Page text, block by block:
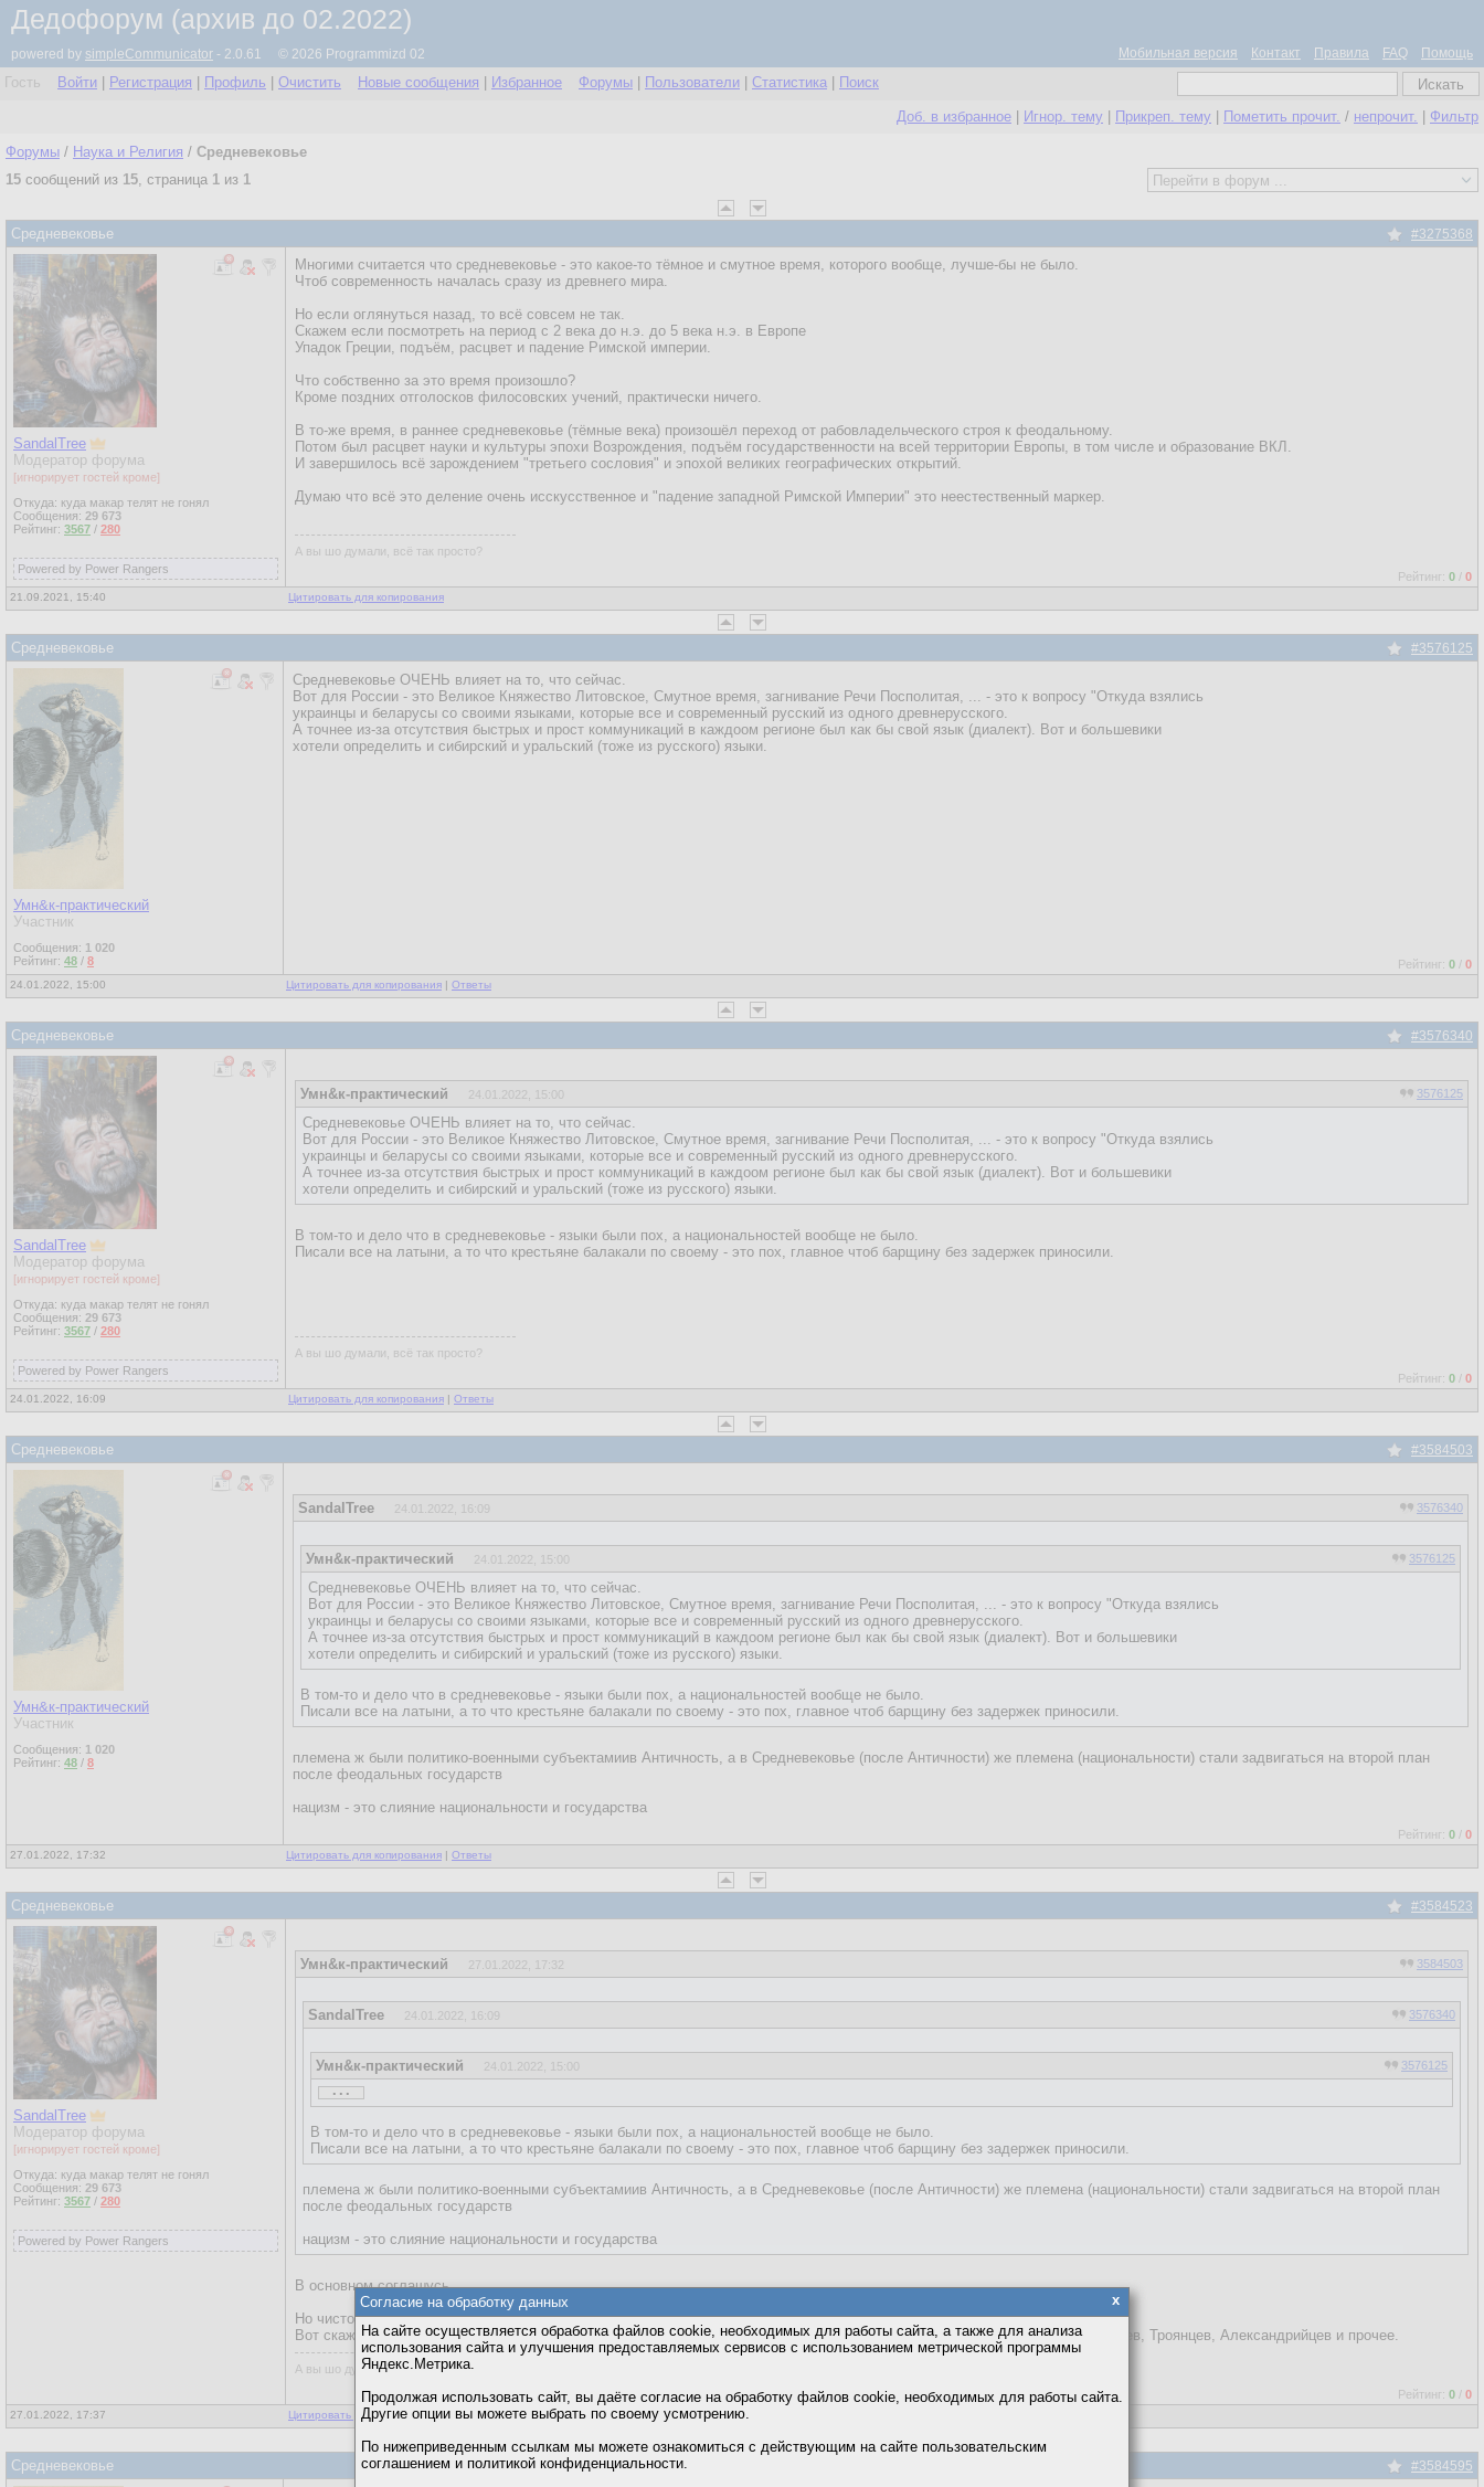
Дедофорум (архив до 02.2022)
powered by simpleCommunicator - 2.0.61 © 2026 Programmizd 02 Мобильная версия Контакт Правила FAQ Помощь
Гость Войти Регистрация Профиль Очистить Новые сообщения Избранное Форумы Пользователи Статистика Поиск
Доб. в избранное Игнор. тему Прикреп. тему Пометить прочит. / непрочит. Фильтр
Форумы / Наука и Религия / Средневековье
15 сообщений из 15, страница 1 из 1
Средневековье #3275368
SandalTree
Модератор форума
[игнорирует гостей кроме]
Откуда: куда макар телят не гонял
Сообщения: 29 673
Рейтинг: 3567 / 280
Powered by Power Rangers
Многими считается что средневековье - это какое-то тёмное и смутное время, которого вообще, лучше-бы не было.
Чтоб современность началась сразу из древнего мира.
Но если оглянуться назад, то всё совсем не так.
Скажем если посмотреть на период с 2 века до н.э. до 5 века н.э. в Европе
Упадок Греции, подъём, расцвет и падение Римской империи.
Что собственно за это время произошло?
Кроме поздних отголосков филосовских учений, практически ничего.
В то-же время, в раннее средневековье (тёмные века) произошёл переход от рабовладельческого строя к феодальному.
Потом был расцвет науки и культуры эпохи Возрождения, подъём государственности на всей территории Европы, в том числе и образование ВКЛ.
И завершилось всё зарождением "третьего сословия" и эпохой великих географических открытий.
Думаю что всё это деление очень исскусственное и "падение западной Римской Империи" это неестественный маркер.
А вы шо думали, всё так просто?
Рейтинг: 0 / 0
21.09.2021, 15:40 Цитировать для копирования
Средневековье #3576125
Умн&к-практический
Участник
Сообщения: 1 020
Рейтинг: 48 / 8
Средневековье ОЧЕНЬ влияет на то, что сейчас.
Вот для России - это Великое Княжество Литовское, Смутное время, загнивание Речи Посполитая, ... - это к вопросу "Откуда взялись
украинцы и беларусы со своими языками, которые все и современный русский из одного древнерусского.
А точнее из-за отсутствия быстрых и прост коммуникаций в каждоом регионе был как бы свой язык (диалект). Вот и большевики
хотели определить и сибирский и уральский (тоже из русского) языки.
Рейтинг: 0 / 0
24.01.2022, 15:00 Цитировать для копирования | Ответы
Средневековье #3576340
SandalTree
Модератор форума
[игнорирует гостей кроме]
Откуда: куда макар телят не гонял
Сообщения: 29 673
Рейтинг: 3567 / 280
Powered by Power Rangers
Умн&к-практический 24.01.2022, 15:00 3576125
Средневековье ОЧЕНЬ влияет на то, что сейчас.
Вот для России - это Великое Княжество Литовское, Смутное время, загнивание Речи Посполитая, ... - это к вопросу "Откуда взялись
украинцы и беларусы со своими языками, которые все и современный русский из одного древнерусского.
А точнее из-за отсутствия быстрых и прост коммуникаций в каждоом регионе был как бы свой язык (диалект). Вот и большевики
хотели определить и сибирский и уральский (тоже из русского) языки.
В том-то и дело что в средневековье - языки были пох, а национальностей вообще не было.
Писали все на латыни, а то что крестьяне балакали по своему - это пох, главное чтоб барщину без задержек приносили.
А вы шо думали, всё так просто?
Рейтинг: 0 / 0
24.01.2022, 16:09 Цитировать для копирования | Ответы
Средневековье #3584503
Умн&к-практический
Участник
Сообщения: 1 020
Рейтинг: 48 / 8
SandalTree 24.01.2022, 16:09 3576340
Умн&к-практический 24.01.2022, 15:00 3576125
Средневековье ОЧЕНЬ влияет на то, что сейчас.
Вот для России - это Великое Княжество Литовское, Смутное время, загнивание Речи Посполитая, ... - это к вопросу "Откуда взялись
украинцы и беларусы со своими языками, которые все и современный русский из одного древнерусского.
А точнее из-за отсутствия быстрых и прост коммуникаций в каждоом регионе был как бы свой язык (диалект). Вот и большевики
хотели определить и сибирский и уральский (тоже из русского) языки.
В том-то и дело что в средневековье - языки были пох, а национальностей вообще не было.
Писали все на латыни, а то что крестьяне балакали по своему - это пох, главное чтоб барщину без задержек приносили.
племена ж были политико-военными субъектамиив Античность, а в Средневековье (после Античности) же племена (национальности) стали задвигаться на второй план
после феодальных государств
нацизм - это слияние национальности и государства
Рейтинг: 0 / 0
27.01.2022, 17:32 Цитировать для копирования | Ответы
Средневековье #3584523
SandalTree
Модератор форума
[игнорирует гостей кроме]
Откуда: куда макар телят не гонял
Сообщения: 29 673
Рейтинг: 3567 / 280
Powered by Power Rangers
Умн&к-практический 27.01.2022, 17:32 3584503
SandalTree 24.01.2022, 16:09 3576340
Умн&к-практический 24.01.2022, 15:00 3576125
Средневековье ОЧЕНЬ влияет на то, что сейчас.
Вот для России - это Великое Княжество Литовское, Смутное время, загнивание Речи Посполитая, ... - это к вопросу "Откуда взялись
украинцы и беларусы со своими языками, которые все и современный русский из одного древнерусского.
А точнее из-за отсутствия быстрых и прост коммуникаций в каждоом регионе был как бы свой язык (диалект). Вот и большевики
хотели определить и сибирский и уральский (тоже из русского) языки.
...
В том-то и дело что в средневековье - языки были пох, а национальностей вообще не было.
Писали все на латыни, а то что крестьяне балакали по своему - это пох, главное чтоб барщину без задержек приносили.
племена ж были политико-военными субъектамиив Античность, а в Средневековье (после Античности) же племена (национальности) стали задвигаться на второй план
после феодальных государств
нацизм - это слияние национальности и государства
В основном соглашусь.
Но чисто ради продолжения спора-дискуссии:
Вот скажем Греки - идентифицировали себя "греками", но в то-же время чётко разделяли друг-друга на Афинян, Спартанцев, Троянцев, Александрийцев и прочее.
А вы шо думали, всё так просто?
Рейтинг: 0 / 0
27.01.2022, 17:37 Цитировать для копирования | Ответы
Средневековье #3584595
Согласие на обработку данных
x
На сайте осуществляется обработка файлов cookie, необходимых для работы сайта, а также для анализа
использования сайта и улучшения предоставляемых сервисов с использованием метрической программы
Яндекс.Метрика.
Продолжая использовать сайт, вы даёте согласие на обработку файлов cookie, необходимых для работы сайта.
Другие опции вы можете выбрать по своему усмотрению.
По нижеприведенным ссылкам мы можете ознакомиться с действующим на сайте пользовательским
соглашением и политикой конфиденциальности.